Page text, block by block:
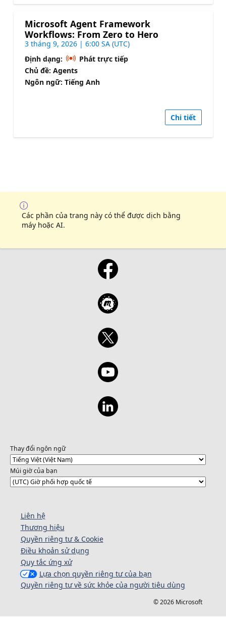
Microsoft Agent Framework
Workflows: From Zero to Hero
3 tháng 9, 2026 | 6:00 SA (UTC)
Định dạng:
Phát trực tiếp
Chủ đề: Agents
Ngôn ngữ: Tiếng Anh
Chi tiết
Các phần của trang này có thể được dịch bằng
máy hoặc AI.
Thay đổi ngôn ngữ
Múi giờ của bạn
Liên hệ
Thương hiệu
Quyền riêng tư & Cookie
Điều khoản sử dụng
Quy tắc ứng xử
Lựa chọn quyền riêng tư của bạn
Quyền riêng tư về sức khỏe của người tiêu dùng
© 2026 Microsoft